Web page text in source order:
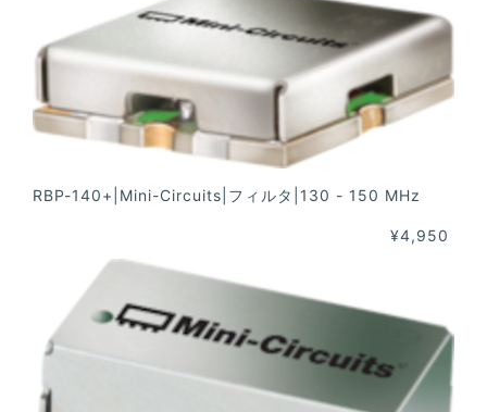
RBP-140+|Mini-Circuits|フィルタ|130 - 150 MHz
¥4,950